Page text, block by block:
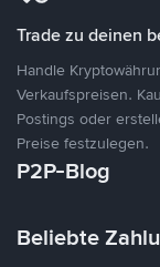
Trade zu deinen
Handle
Verkaufspreisen.
Postings oder
Preise festzulegen.
P2P-Blog
Beliebte